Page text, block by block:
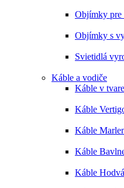
Objímky pre
Objímky s
Svietidlá
Káble a vodiče
Káble v
Káble
Káble
Káble
Káble